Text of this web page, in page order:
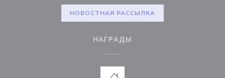
НОВОСТНАЯ РАССЫЛКА
НАГРАДЫ